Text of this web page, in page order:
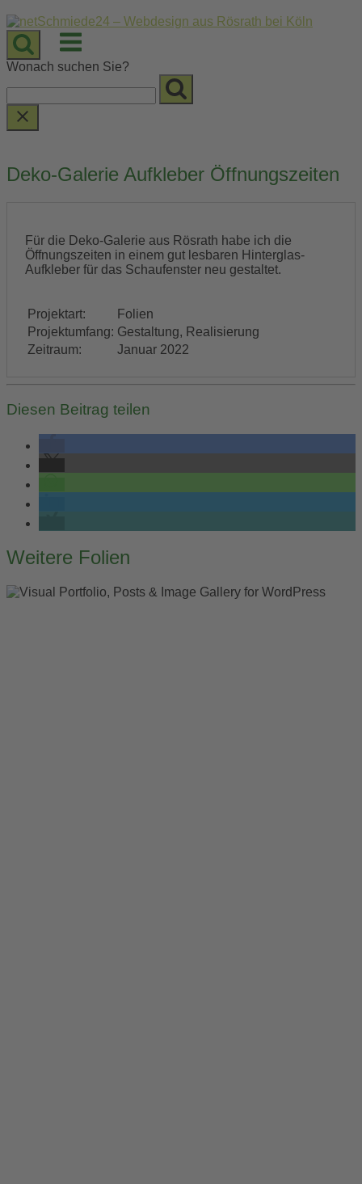
Skip
to
content
Menu
Wonach suchen Sie?
Deko-Galerie Aufkleber Öffnungszeiten
Für die Deko-Galerie aus Rösrath habe ich die
Öffnungszeiten in einem gut lesbaren Hinterglas-
Aufkleber für das Schaufenster neu gestaltet.
Projektart:
Folien
Projektumfang: Gestaltung, Realisierung
Zeitraum:
Januar 2022
Diesen Beitrag teilen
Post
Weitere Folien